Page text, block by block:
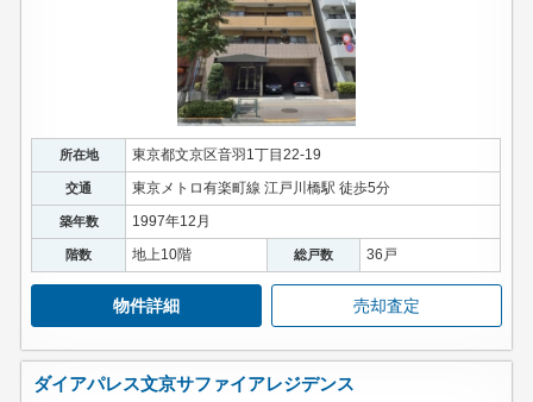
所在地 東京都文京区音羽1丁目22-19
交通 東京メトロ有楽町線 江戸川橋駅 徒歩5分
築年数 1997年12月
階数 地上10階 総戸数 36戸
物件詳細 売却査定
ダイアパレス文京サファイアレジデンス